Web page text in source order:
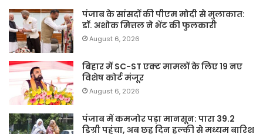
पंजाब के सांसदों की पीएम मोदी से मुलाकात:
डॉ. अशोक मित्तल ने भेंट की फुलकारी
August 6, 2026
बिहार में SC-ST एक्ट मामलों के लिए 19 नए
विशेष कोर्ट मंजूर
August 6, 2026
पंजाब में कमजोर पड़ा मानसून: पारा 39.2
डिग्री पहुंचा, अब छह दिन हल्की से मध्यम बारिश